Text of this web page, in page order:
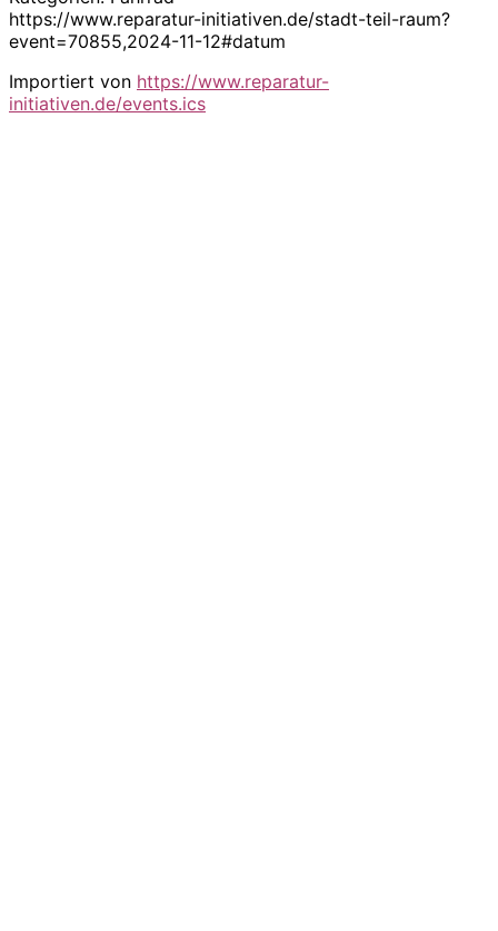
https://www.reparatur-initiativen.de/stadt-teil-raum?
event=70855,2024-11-12#datum
Importiert von https://www.reparatur-
initiativen.de/events.ics